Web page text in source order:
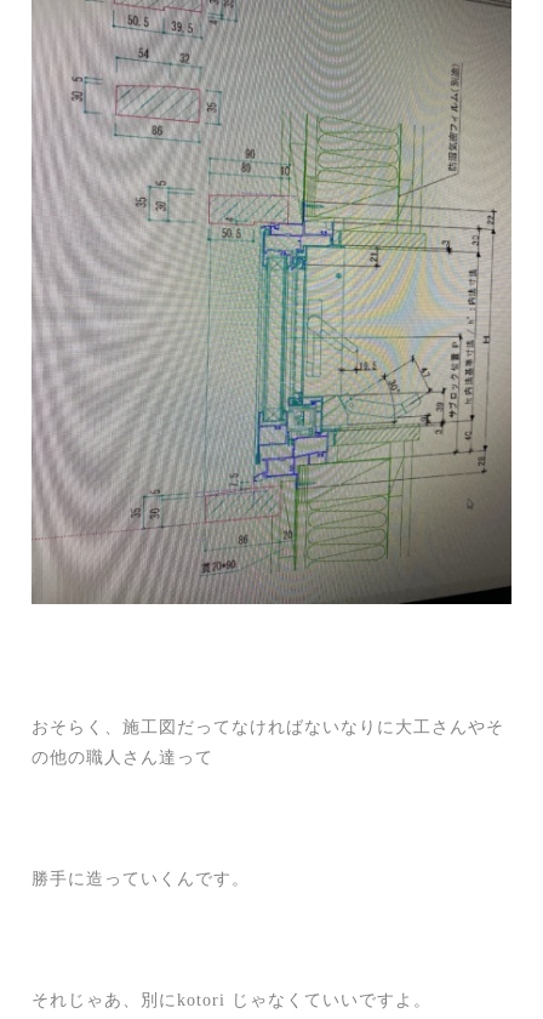
おそらく、施工図だってなければないなりに大工さんやそ
の他の職人さん達って
勝手に造っていくんです。
それじゃあ、別にkotori じゃなくていいですよ。